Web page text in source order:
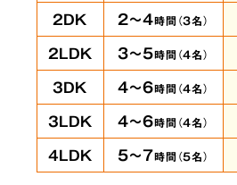
2DK 2～4時間（3名）
2LDK 3～5時間（4名）
3DK 4～6時間（4名）
3LDK 4～6時間（4名）
4LDK 5～7時間（5名）